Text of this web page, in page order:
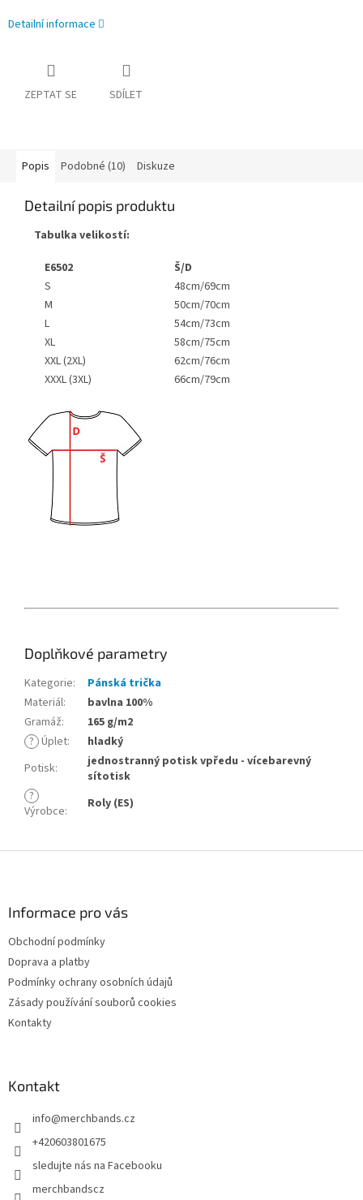
Detailní informace
ZEPTAT SE SDÍLET
Popis Podobné (10) Diskuze
Detailní popis produktu
Tabulka velikostí:
E6502
Š/D
S
48cm/69cm
M
50cm/70cm
L
54cm/73cm
XL
58cm/75cm
XXL (2XL)
62cm/76cm
XXXL (3XL)
66cm/79cm
Doplňkové parametry
Kategorie:
Pánská trička
Materiál:
bavlna 100%
Gramáž:
165 g/m2
? Úplet:
hladký
Potisk:
jednostranný potisk vpředu - vícebarevný
sítotisk
?
Výrobce: Roly (ES)
Informace pro vás
Obchodní podmínky
Doprava a platby
Podmínky ochrany osobních údajů
Zásady používání souborů cookies
Kontakty
Kontakt
info@merchbands.cz
+420603801675
sledujte nás na Facebooku
merchbandscz